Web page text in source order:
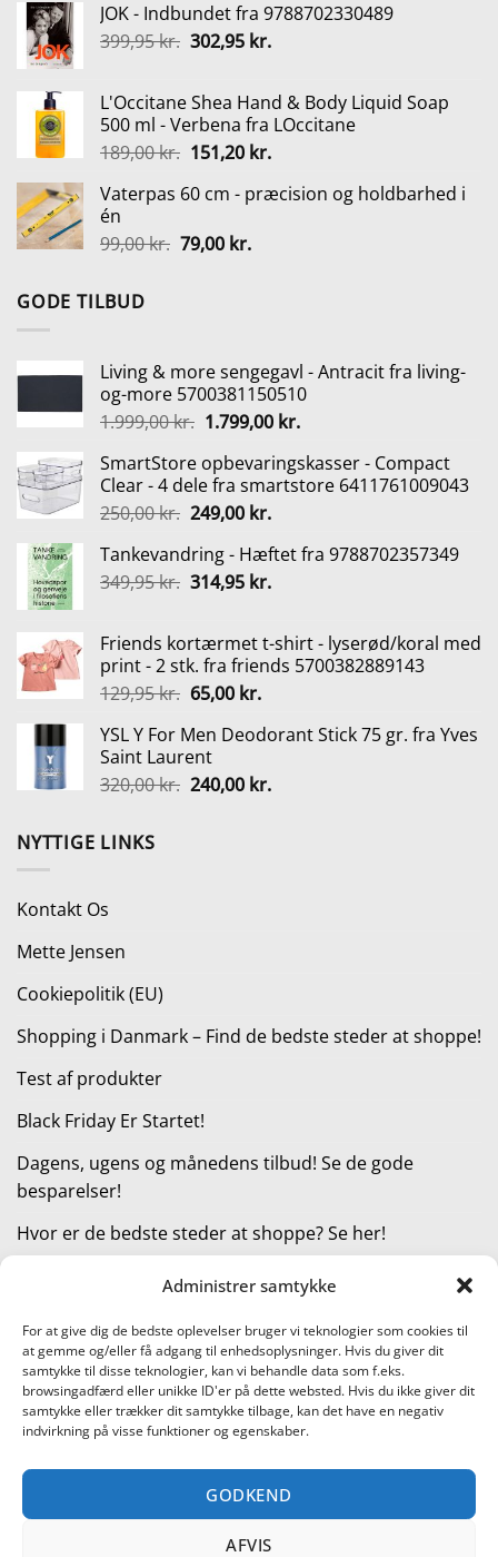
Administrer samtykke
For at give dig de bedste oplevelser bruger vi teknologier som cookies til
at gemme og/eller få adgang til enhedsoplysninger. Hvis du giver dit
samtykke til disse teknologier, kan vi behandle data som f.eks.
browsingadfærd eller unikke ID'er på dette websted. Hvis du ikke giver dit
samtykke eller trækker dit samtykke tilbage, kan det have en negativ
indvirkning på visse funktioner og egenskaber.
GODKEND
AFVIS
pris
var:
pris
er:
JOK - Indbundet fra 9788702330489
399,95kr. Den
var:
399,95 kr..
302,95 kr.Den
er:
302,95 kr..
L'Occitane Shea Hand & Body Liquid Soap
500 ml - Verbena fra LOccitane
189,00kr. Den
pris
189,00 kr..
151,20 kr.Den
pris
Vaterpas 60 cm - præcision og holdbarhed i
én
99,00kr. Den
79,00 kr.Den
GODE TILBUD
Living & more sengegavl - Antracit fra living-
og-more 5700381150510
1.999,00kr. Den
pris
var:
1.999,00 kr..
1.799,00 kr.Den
pris
er:
SmartStore opbevaringskasser - Compact
Clear - 4 dele fra smartstore 6411761009043
250,00kr. Den
pris
var:
249,00 kr.Den
pris
er:
Tankevandring - Hæftet fra 9788702357349
349,95kr. Den
var:
349,95 kr..
314,95 kr.Den
er:
314,95 kr..
Friends kortærmet t-shirt - lyserød/koral med
print - 2 stk. fra friends 5700382889143
129,95kr. Den
pris
var:
129,95 kr..
65,00 kr.Den
pris
65,00 kr..
YSL Y For Men Deodorant Stick 75 gr. fra Yves
Saint Laurent
320,00kr. Den
240,00 kr.Den
NYTTIGE LINKS
Kontakt Os
Mette Jensen
Cookiepolitik (EU)
Shopping i Danmark – Find de bedste steder at shoppe!
Test af produkter
Black Friday Er Startet!
Dagens, ugens og månedens tilbud! Se de gode
besparelser!
Hvor er de bedste steder at shoppe? Se her!
Kategorier
Læs vores guide til online shopping
PayPal Stripe
On
METTE JENSEN